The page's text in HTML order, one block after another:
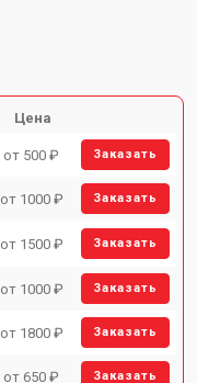
Цена
от 500 ₽ Заказать
от 1000 ₽ Заказать
от 1500 ₽ Заказать
от 1000 ₽ Заказать
от 1800 ₽ Заказать
от 650 ₽ Заказать